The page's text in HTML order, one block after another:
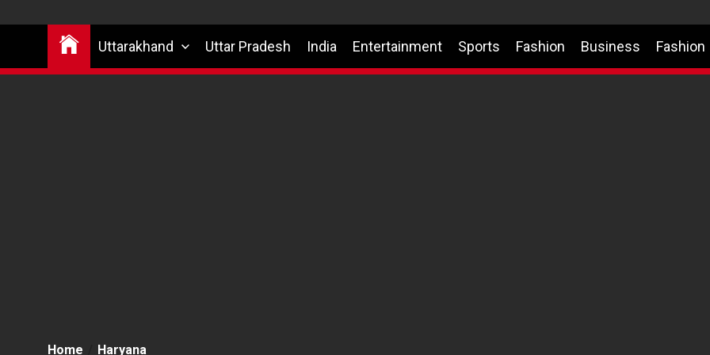
Uttarakhand Uttar Pradesh India Entertainment Sports Fashion Business Fashion
Home Haryana